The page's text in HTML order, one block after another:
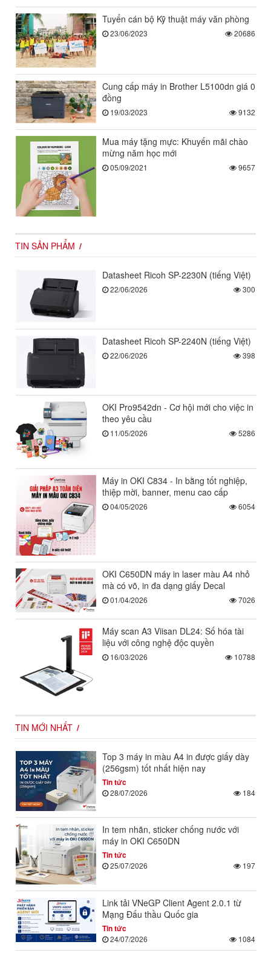
Tuyển cán bộ Kỹ thuật máy văn phòng
23/06/2023 20686
Cung cấp máy in Brother L5100dn giá 0
đồng
19/03/2023 9132
Mua máy tặng mực: Khuyến mãi chào
mừng năm học mới
05/09/2021 9657
TIN SẢN PHẨM
Datasheet Ricoh SP-2230N (tiếng Việt)
22/06/2026 300
Datasheet Ricoh SP-2240N (tiếng Việt)
22/06/2026 398
OKI Pro9542dn - Cơ hội mới cho việc in
theo yêu cầu
11/05/2026 5286
Máy in OKI C834 - In bằng tốt nghiệp,
thiệp mời, banner, menu cao cấp
04/05/2026 6054
OKI C650DN máy in laser màu A4 nhỏ
mà có võ, in đa dạng giấy Decal
01/04/2026 7026
Máy scan A3 Viisan DL24: Số hóa tài
liệu với công nghệ độc quyền
16/03/2026 10788
TIN MỚI NHẤT
Top 3 máy in màu A4 in được giấy dày
(256gsm) tốt nhất hiện nay
Tin tức
28/07/2026 184
In tem nhãn, sticker chống nước với
máy in OKI C650DN
Tin tức
25/07/2026 197
Link tải VNeGP Client Agent 2.0.1 từ
Mạng Đấu thầu Quốc gia
Tin tức
24/07/2026 1084